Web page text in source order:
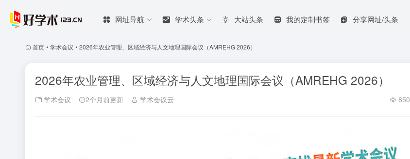
网址导航 学术头条 大站头条 我的定制书签 分享网址/头条
首页 • 学术会议 • 2026年农业管理、区域经济与人文地理国际会议（AMREHG 2026）
2026年农业管理、区域经济与人文地理国际会议（AMREHG 2026）
学术会议 2个月前更新 学术会议云 850